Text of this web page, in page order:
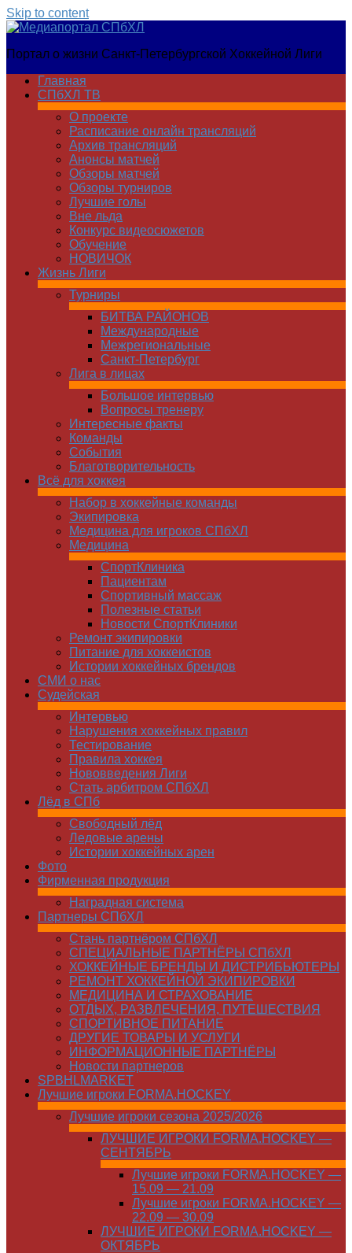
Skip to content
Медиапортал
Портал о жизни Санкт-Петербургской Хоккейной Лиги
Главная
СПбХЛ ТВ
О проекте
Расписание онлайн трансляций
Архив трансляций
Анонсы матчей
Обзоры матчей
Обзоры турниров
Лучшие голы
Вне льда
Конкурс видеосюжетов
Обучение
НОВИЧОК
Жизнь Лиги
Турниры
БИТВА РАЙОНОВ
Международные
Межрегиональные
Санкт-Петербург
Лига в лицах
Большое интервью
Вопросы тренеру
Интересные факты
Команды
Cобытия
Благотворительность
Всё для хоккея
Набор в хоккейные команды
Экипировка
Медицина для игроков СПбХЛ
Медицина
СпортКлиника
Пациентам
Спортивный массаж
Полезные статьи
Новости СпортКлиники
Ремонт экипировки
Питание для хоккеистов
Истории хоккейных брендов
СМИ о нас
Судейская
Интервью
Нарушения хоккейных правил
Тестирование
Правила хоккея
Нововведения Лиги
Стать арбитром СПбХЛ
Лёд в СПб
Свободный лёд
Ледовые арены
Истории хоккейных арен
Фото
Фирменная продукция
Наградная система
Партнеры СПбХЛ
Стань партнёром СПбХЛ
СПЕЦИАЛЬНЫЕ ПАРТНЁРЫ СПбХЛ
ХОККЕЙНЫЕ БРЕНДЫ И ДИСТРИБЬЮТЕРЫ
РЕМОНТ ХОККЕЙНОЙ ЭКИПИРОВКИ
МЕДИЦИНА И СТРАХОВАНИЕ
ОТДЫХ, РАЗВЛЕЧЕНИЯ, ПУТЕШЕСТВИЯ
СПОРТИВНОЕ ПИТАНИЕ
ДРУГИЕ ТОВАРЫ И УСЛУГИ
ИНФОРМАЦИОННЫЕ ПАРТНЁРЫ
Новости партнеров
SPBHLMARKET
Лучшие игроки FORMA.HOCKEY
Лучшие игроки сезона 2025/2026
ЛУЧШИЕ ИГРОКИ FORMA.HOCKEY —
СЕНТЯБРЬ
Лучшие игроки FORMA.HOCKEY —
15.09 — 21.09
Лучшие игроки FORMA.HOCKEY —
22.09 — 30.09
ЛУЧШИЕ ИГРОКИ FORMA.HOCKEY —
ОКТЯБРЬ